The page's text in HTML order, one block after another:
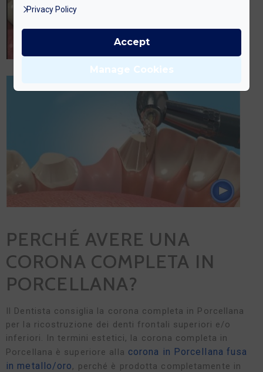
PERCHÉ AVERE UNA
CORONA COMPLETA IN
PORCELLANA?
Il Dentista consiglia la corona completa in Porcellana
per la ricostruzione dei denti frontali superiori e/o
inferiori. In termini estetici, la corona completa in
Porcellana è superiore alla corona in Porcellana fusa
in metallo/oro, perché è prodotta completamente in
Privacy Policy
Manage Cookies
Accept